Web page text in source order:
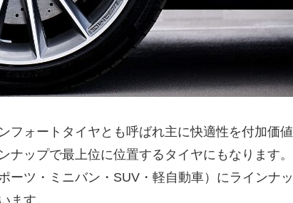
フォートタイヤとも呼ばれ主に快適性を付加価値
ップで最上位に位置するタイヤにもなります。
ーツ・ミニバン・SUV・軽自動車）にラインナッ
ます。